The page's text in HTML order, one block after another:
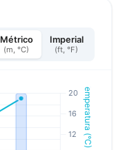
Métrico
(m, °C)
Imperial
(ft, °F)